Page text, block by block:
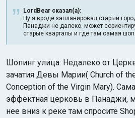
LordBear сказал(а):
Ну я вроде запланировал старый
Панаджи не далеко. может
старые кварталы и где там самая
Шопинг улица: Недалеко от
зачатия Девы Марии( Church of
Conception of the Virgin Mary).
эффектная церковь в Панаджи,
нее вниз к реке там спросите